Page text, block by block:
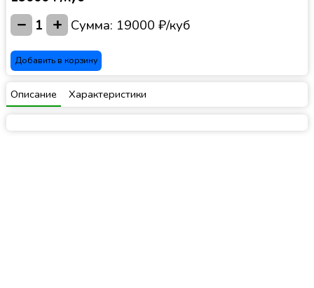
− 1 + Сумма: 19000 ₽/куб
Добавить в корзину
Описание Характеристики